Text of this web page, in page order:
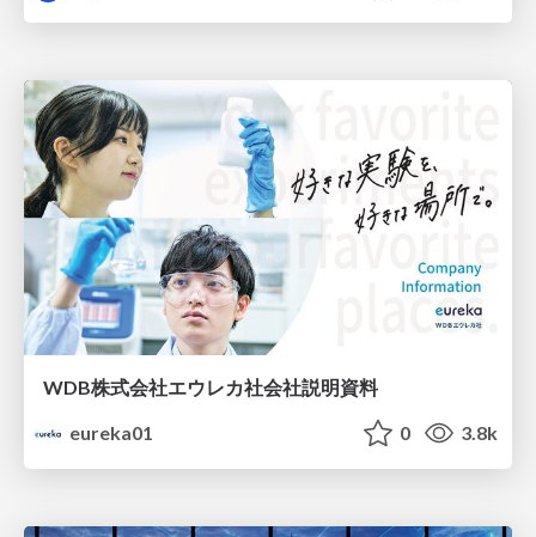
WDB株式会社エウレカ社会社説明資料
eureka01
0 3.8k